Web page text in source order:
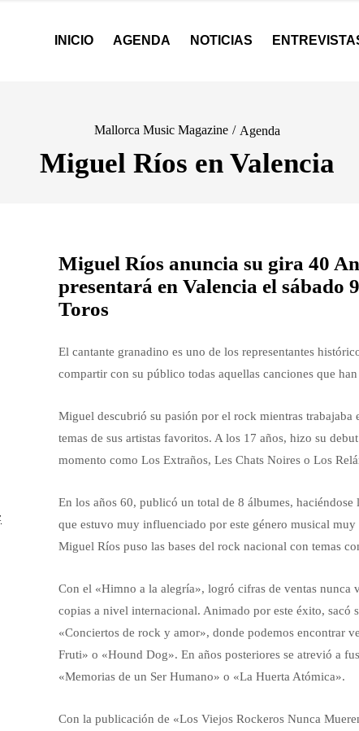
INICIO AGENDA NOTICIAS
Mallorca Music Magazine / Agenda
Miguel Ríos en Valencia
Miguel Ríos anuncia su gira 40
presentará en Valencia el sábado
Toros
El cantante granadino es uno de los representantes
compartir con su público todas aquellas canciones que
Miguel descubrió su pasión por el rock mientras trabajaba
temas de sus artistas favoritos. A los 17 años, hizo su
momento como Los Extraños, Les Chats Noires o Los
En los años 60, publicó un total de 8 álbumes, haciéndose
que estuvo muy influenciado por este género musical
Miguel Ríos puso las bases del rock nacional con temas
Con el «Himno a la alegría», logró cifras de ventas nunca
copias a nivel internacional. Animado por este éxito, sacó
«Conciertos de rock y amor», donde podemos encontrar
Fruti» o «Hound Dog». En años posteriores se atrevió a
«Memorias de un Ser Humano» o «La Huerta Atómica».
Con la publicación de «Los Viejos Rockeros Nunca